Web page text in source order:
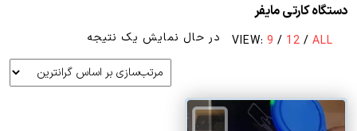
دستگاه کارتی مایفر
VIEW: 9 / 12 / ALL در حال نمایش یک نتیجه